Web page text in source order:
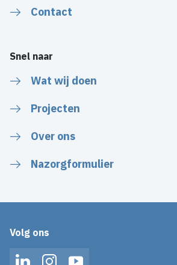
Contact
Snel naar
Wat wij doen
Projecten
Over ons
Nazorgformulier
Volg ons